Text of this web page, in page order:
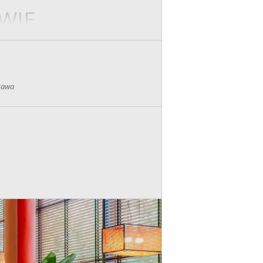
decydujesz!
zmiana stolika. Na koniec wieczoru
do siebie kontakty.